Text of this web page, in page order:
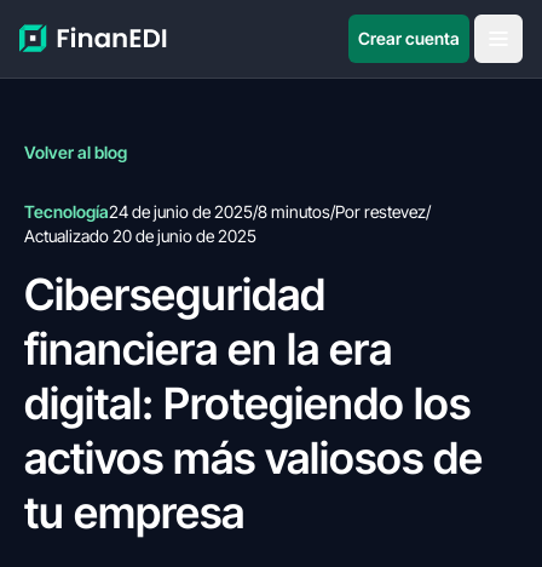
Crear cuenta
Volver al blog
Tecnología24 de junio de 2025/8 minutos/Por restevez/
Actualizado 20 de junio de 2025
Ciberseguridad
financiera en la era
digital: Protegiendo los
activos más valiosos de
tu empresa